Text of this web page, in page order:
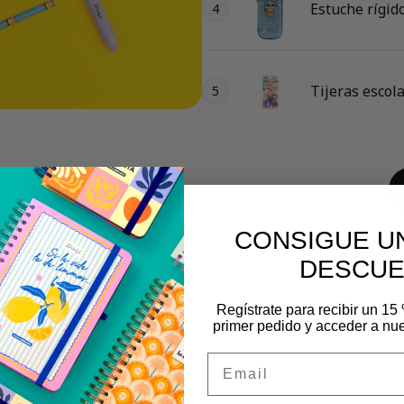
4 Estuche
5 Tijeras
CONSIGUE
Regístrate para recibir un 15
primer pedido y acceder a